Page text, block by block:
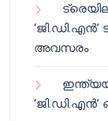
അവസരം
‘ജി.ഡി.എൻ’